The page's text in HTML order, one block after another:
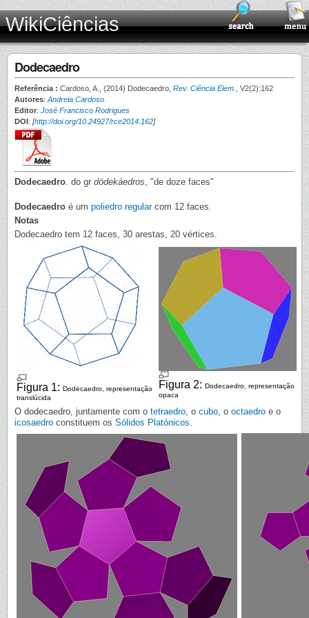
WikiCiências
Dodecaedro
Referência : Cardoso, A., (2014) Dodecaedro, Rev. Ciência Elem.
, V2(2):162
Autores: Andreia Cardoso
Editor: José Francisco Rodrigues
DOI: [http://doi.org/10.24927/rce2014.162]
Dodecaedro. do gr dödekáedros, "de doze faces"
Dodecaedro é um poliedro regularcom 12 faces.
Notas
Dodecaedro tem 12 faces, 30 arestas, 20 vértices.
Figura 1: Dodecaedro, representação
translúcida
Figura 2: Dodecaedro, representação
opaca
O dodecaedro, juntamente com o tetraedro, o cubo, o octaedro e o
icosaedro constituem os Sólidos Platónicos.